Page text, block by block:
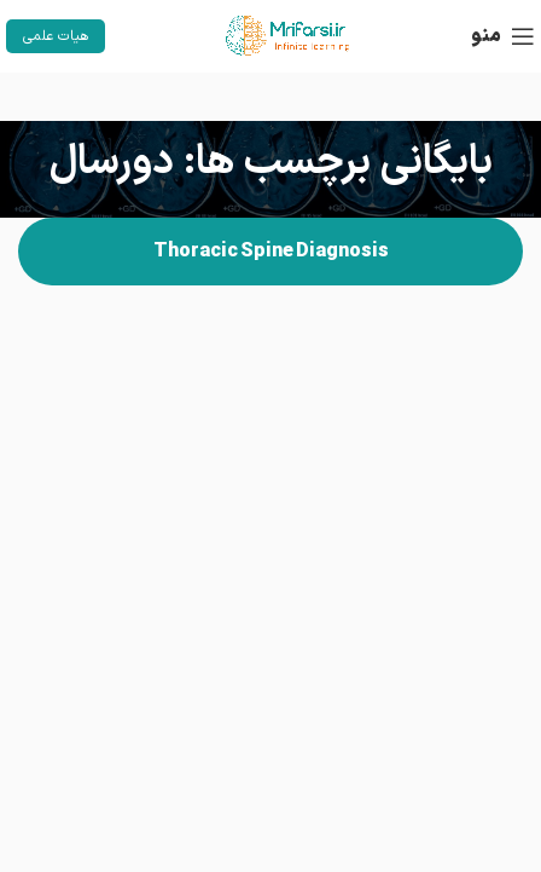
منو هیات علمی
بایگانی برچسب ها: دورسال
Thoracic Spine Diagnosis